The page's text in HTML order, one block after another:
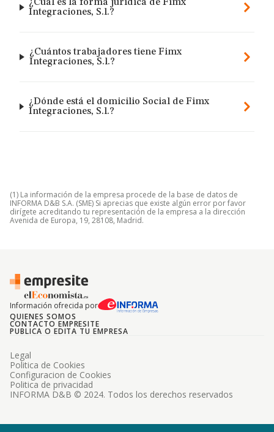
¿Cuál es la forma jurídica de Fimx
Integraciones, S.l.?
¿Cuántos trabajadores tiene Fimx
Integraciones, S.l.?
¿Dónde está el domicilio Social de Fimx
Integraciones, S.l.?
(1) La información de la empresa procede de la base de datos de
INFORMA D&B S.A. (SME) Si aprecias que existe algún error por favor
dirígete acreditando tu representación de la empresa a la dirección
Avenida de Europa, 19, 28108, Madrid.
Información ofrecida por
QUIENES SOMOS
CONTACTO EMPRESITE
PUBLICA O EDITA TU EMPRESA
INFORMA D&B © 2024. Todos los derechos reservados
Legal
Politica de Cookies
Configuracion de Cookies
Politica de privacidad